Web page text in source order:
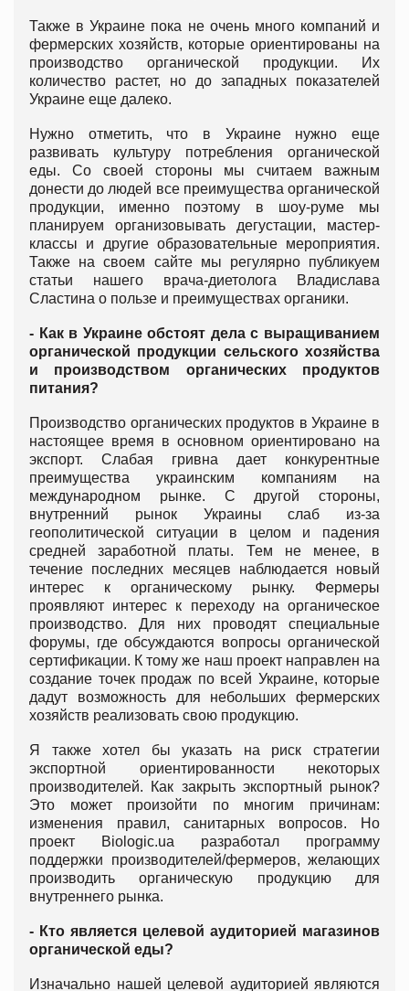
Также в Украине пока не очень много компаний и
фермерских хозяйств, которые ориентированы на
производство органической продукции. Их
количество растет, но до западных показателей
Украине еще далеко.
Нужно отметить, что в Украине нужно еще
развивать культуру потребления органической
еды. Со своей стороны мы считаем важным
донести до людей все преимущества органической
продукции, именно поэтому в шоу-руме мы
планируем организовывать дегустации, мастер-
классы и другие образовательные мероприятия.
Также на своем сайте мы регулярно публикуем
статьи нашего врача-диетолога Владислава
Сластина о пользе и преимуществах органики.
- Как в Украине обстоят дела с выращиванием
органической продукции сельского хозяйства
и производством органических продуктов
питания?
Производство органических продуктов в Украине в
настоящее время в основном ориентировано на
экспорт. Слабая гривна дает конкурентные
преимущества украинским компаниям на
международном рынке. С другой стороны,
внутренний рынок Украины слаб из-за
геополитической ситуации в целом и падения
средней заработной платы. Тем не менее, в
течение последних месяцев наблюдается новый
интерес к органическому рынку. Фермеры
проявляют интерес к переходу на органическое
производство. Для них проводят специальные
форумы, где обсуждаются вопросы органической
сертификации. К тому же наш проект направлен на
создание точек продаж по всей Украине, которые
дадут возможность для небольших фермерских
хозяйств реализовать свою продукцию.
Я также хотел бы указать на риск стратегии
экспортной ориентированности некоторых
производителей. Как закрыть экспортный рынок?
Это может произойти по многим причинам:
изменения правил, санитарных вопросов. Но
проект Biologic.ua разработал программу
поддержки производителей/фермеров, желающих
производить органическую продукцию для
внутреннего рынка.
- Кто является целевой аудиторией магазинов
органической еды?
Изначально нашей целевой аудиторией являются